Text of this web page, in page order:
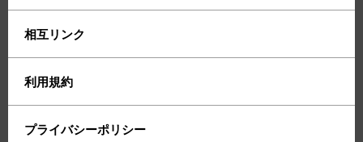
相互リンク
利用規約
プライバシーポリシー